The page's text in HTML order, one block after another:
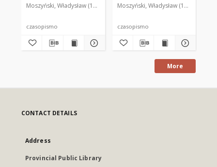
Moszyński, Władysław (1922-2001). Red. Mroczkowski, Włodzimierz
czasopismo
Moszyński, Władysław (1922-2001).
czasopismo
More
CONTACT DETAILS
Address
Provincial Public Library